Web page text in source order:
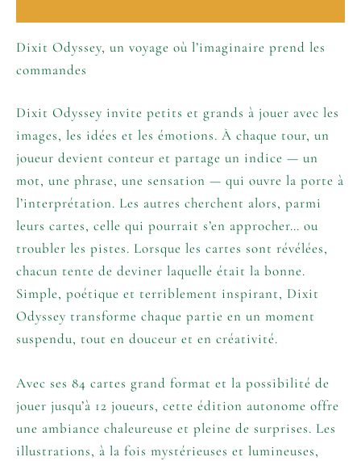
Dixit Odyssey, un voyage où l’imaginaire prend les
commandes
Dixit Odyssey invite petits et grands à jouer avec les
images, les idées et les émotions. À chaque tour, un
joueur devient conteur et partage un indice — un
mot, une phrase, une sensation — qui ouvre la porte à
l’interprétation. Les autres cherchent alors, parmi
leurs cartes, celle qui pourrait s’en approcher… ou
troubler les pistes. Lorsque les cartes sont révélées,
chacun tente de deviner laquelle était la bonne.
Simple, poétique et terriblement inspirant, Dixit
Odyssey transforme chaque partie en un moment
suspendu, tout en douceur et en créativité.
Avec ses 84 cartes grand format et la possibilité de
jouer jusqu’à 12 joueurs, cette édition autonome offre
une ambiance chaleureuse et pleine de surprises. Les
illustrations, à la fois mystérieuses et lumineuses,